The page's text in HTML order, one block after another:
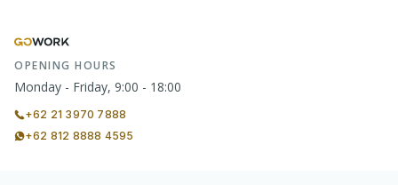
OPENING HOURS
Monday - Friday, 9:00 - 18:00
+62 21 3970 7888
+62 812 8888 4595